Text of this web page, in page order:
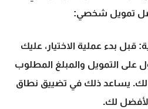
تمويل شخصي:
قبل بدء عملية الاختيار، عليك
على التمويل والمبلغ المطلوب
لك. يساعد ذلك في تضييق نطاق
الأفضل لك.